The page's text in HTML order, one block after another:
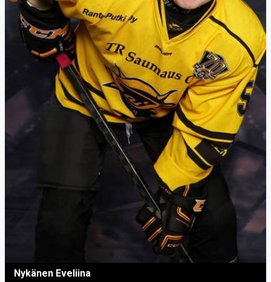
Nykänen Eveliina